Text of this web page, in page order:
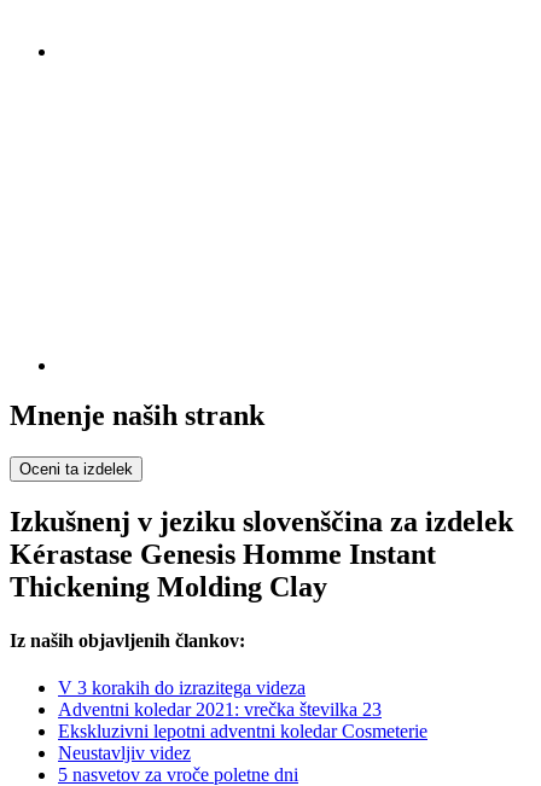
Mnenje naših strank
Oceni ta izdelek
Izkušnenj v jeziku slovenščina za izdelek
Kérastase Genesis Homme Instant
Thickening Molding Clay
Iz naših objavljenih člankov:
V 3 korakih do izrazitega videza
Adventni koledar 2021: vrečka številka 23
Ekskluzivni lepotni adventni koledar Cosmeterie
Neustavljiv videz
5 nasvetov za vroče poletne dni